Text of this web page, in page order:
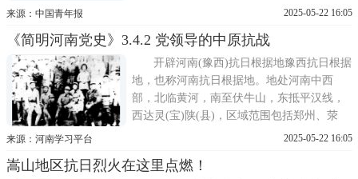
地被日军侵占。对此，中共中央发出指示，
装，建立根据地。6月23日，刘少奇、陈毅电
示新四军：今后发展方向应该确定向河南发
展，完成绾毂中原的战略任
来源：中国青年报 2025-05-22 16:05
《简明河南党史》3.4.2 党领导的中原抗战
开辟河南(豫西)抗日根据地豫西抗日根据
地，也称河南抗日根据地。地处河南中西
部，北临黄河，南至伏牛山，东抵平汉线，
西达灵(宝)陕(县)，区域范围包括郑州、荥
阳、巩县、偃师、洛阳、新安、渑池、洛
日军发动河南战役，豫西大片国土沦陷。6月
来源：河南学习平台 2025-05-22 16:05
嵩山地区抗日烈火在这里点燃！